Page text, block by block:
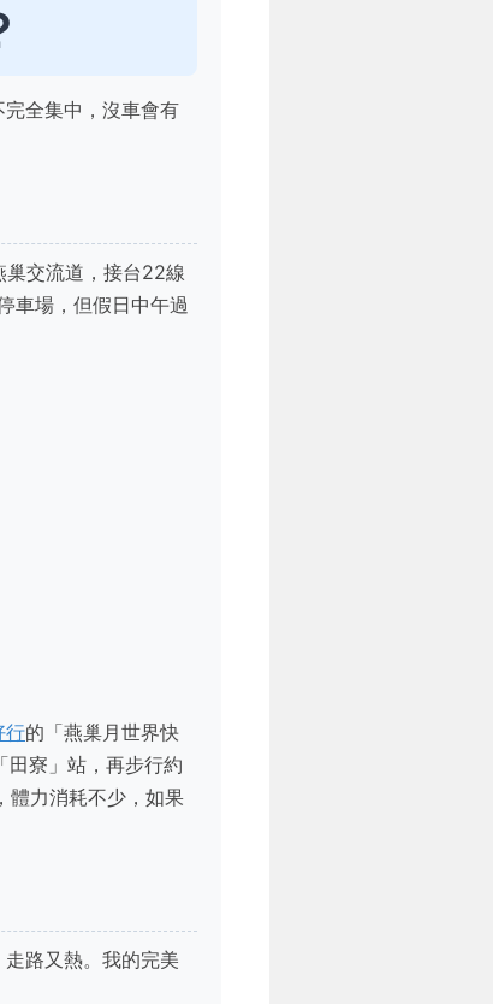
全集中，沒車會有
巢交流道，接台22線
車場，但假日中午過
行的「燕巢月世界快
田寮」站，再步行約
體力消耗不少，如果
路又熱。我的完美